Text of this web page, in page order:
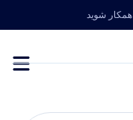
همکار شوید